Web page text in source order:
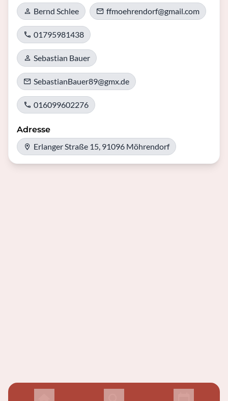
Bernd Schlee ffmoehrendorf@gmail.com
01795981438
Sebastian Bauer
SebastianBauer89@gmx.de
016099602276
Adresse
Erlanger Straße 15, 91096 Möhrendorf